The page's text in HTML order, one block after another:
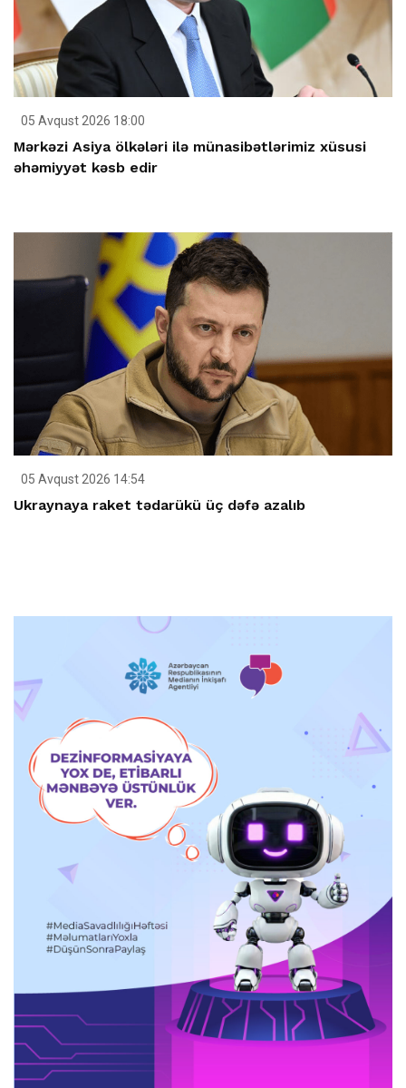
05 Avqust 2026 18:00
Mərkəzi Asiya ölkələri ilə münasibətlərimiz xüsusi
əhəmiyyət kəsb edir
05 Avqust 2026 14:54
Ukraynaya raket tədarükü üç dəfə azalıb